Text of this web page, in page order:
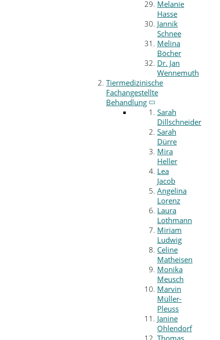
Melanie
Hasse
Jannik
Schnee
Melina
Böcher
Dr. Jan
Wennemuth
Tiermedizinische
Fachangestellte
Behandlung
Sarah
Dillschneider
Sarah
Dürre
Mira
Heller
Lea
Jacob
Angelina
Lorenz
Laura
Lothmann
Miriam
Ludwig
Celine
Matheisen
Monika
Meusch
Marvin
Müller-
Pleuss
Janine
Ohlendorf
Thomas